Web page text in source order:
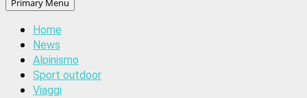
Primary Menu
Home
News
Alpinismo
Sport outdoor
Viaggi